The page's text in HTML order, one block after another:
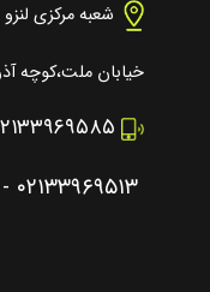
شعبه مرکزی
خیابان ملت،کوچه
۰۲۱۳۳۹۶۹۵۱۳ -